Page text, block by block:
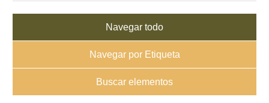
Navegar todo
Navegar por Etiqueta
Buscar elementos